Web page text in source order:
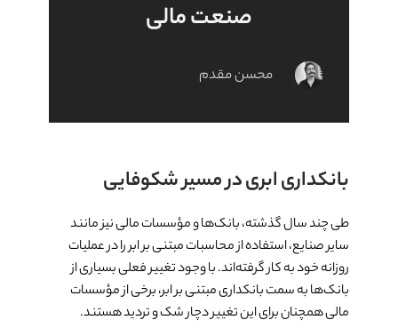
صنعت مالی
محسن مقدم
بانکداری ابری در مسیر شکوفایی
طی چند سال گذشته، بانک‌ها و مؤسسات مالی نیز مانند
سایر صنایع، استفاده از محاسبات مبتنی بر ابر را در عملیات
روزانه خود به کار گرفته‌اند. با وجود تغییر فعلی بسیاری از
بانک­‌ها به سمت بانکداری مبتنی بر ابر، برخی از مؤسسات
مالی همچنان برای این تغییر دچار شک و تردید هستند.